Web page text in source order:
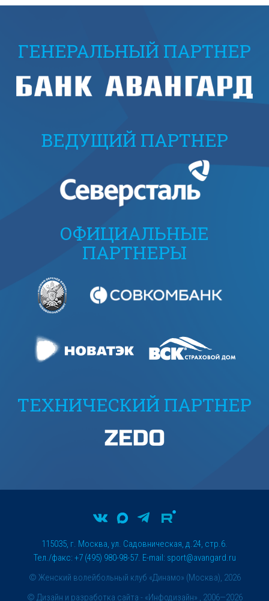
ГЕНЕРАЛЬНЫЙ ПАРТНЕР
ВЕДУЩИЙ ПАРТНЕР
ОФИЦИАЛЬНЫЕ
ПАРТНЕРЫ
ТЕХНИЧЕСКИЙ ПАРТНЕР
© Женский волейбольный клуб «Динамо» (Москва), 2026
115035, г. Москва, ул. Садовническая, д.24, стр.6.
Тел./факс: +7 (495) 980-98-57. E-mail: sport@avangard.ru
© Дизайн и разработка сайта - «Инфодизайн» , 2006—2026